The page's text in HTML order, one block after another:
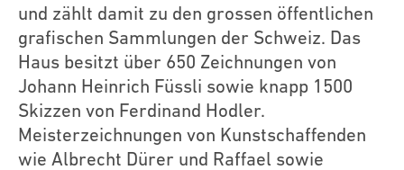
und zählt damit zu den grossen öffentlichen
grafischen Sammlungen der Schweiz. Das
Haus besitzt über 650 Zeichnungen von
Johann Heinrich Füssli sowie knapp 1500
Skizzen von Ferdinand Hodler.
Meisterzeichnungen von Kunstschaffenden
wie Albrecht Dürer und Raffael sowie